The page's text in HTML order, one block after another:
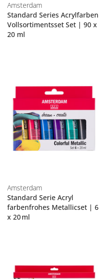
Amsterdam
Standard Series Acrylfarben
Vollsortimentsset Set | 90 x
20 ml
Amsterdam
Standard Serie Acryl
farbenfrohes Metallicset | 6
x 20 ml